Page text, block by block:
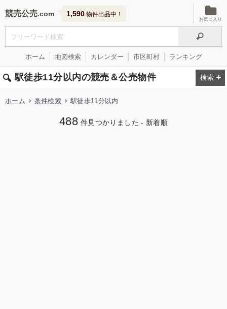
競売公売 1,590 物件出品中！
お気に入り
ホーム 地図検索 カレンダー 市区町村 ランキング
駅徒歩11分以内の競売＆公売物件
ホーム 条件検索 駅徒歩11分以内
488 件見つかりました - 新着順